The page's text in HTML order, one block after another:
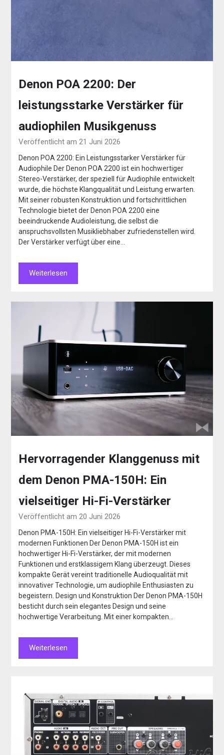
Denon POA 2200: Der
leistungsstarke Verstärker für
audiophilen Musikgenuss
Veröffentlicht am 21 Juni 2026
Denon POA 2200: Ein Leistungsstarker Verstärker für
Audiophile Der Denon POA 2200 ist ein hochwertiger
Stereo-Verstärker, der speziell für Audiophile entwickelt
wurde, die höchste Klangqualität und Leistung erwarten.
Mit seiner robusten Konstruktion und fortschrittlichen
Technologie bietet der Denon POA 2200 eine
beeindruckende Audioleistung, die selbst die
anspruchsvollsten Musikliebhaber zufriedenstellen wird.
Der Verstärker verfügt über eine…
Weiterlesen
Hervorragender Klanggenuss mit
dem Denon PMA-150H: Ein
vielseitiger Hi-Fi-Verstärker
Veröffentlicht am 20 Juni 2026
Denon PMA-150H: Ein vielseitiger Hi-Fi-Verstärker mit
modernen Funktionen Der Denon PMA-150H ist ein
hochwertiger Hi-Fi-Verstärker, der mit modernen
Funktionen und erstklassigem Klang überzeugt. Dieses
kompakte Gerät vereint traditionelle Audioqualität mit
innovativer Technologie, um audiophile Enthusiasten zu
begeistern. Design und Konstruktion Der Denon PMA-150H
besticht durch sein elegantes Design und seine
hochwertige Verarbeitung. Mit einer kompakten…
Weiterlesen